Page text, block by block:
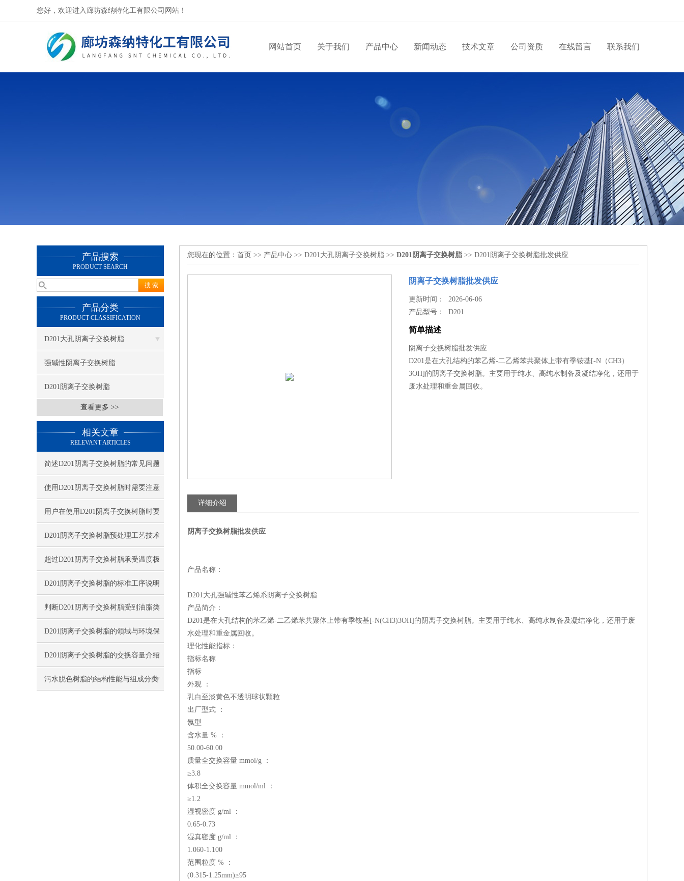
您好，欢迎进入廊坊森纳特化工有限公司网站！
网站首页 关于我们 产品中心 新闻动态 技术文章 公司资质 在线留言 联系我们
产品搜索
PRODUCT SEARCH
产品分类
PRODUCT CLASSIFICATION
D201大孔阴离子交换树脂
强碱性阴离子交换树脂
D201阴离子交换树脂
查看更多 >>
相关文章
RELEVANT ARTICLES
简述D201阴离子交换树脂的常见问题
相应解决方法
使用D201阴离子交换树脂时需要注意
的事项分享
用户在使用D201阴离子交换树脂时要
对其特性适当了解
D201阴离子交换树脂预处理工艺技术
指南
超过D201阴离子交换树脂承受温度极
限值导致结构破坏
D201阴离子交换树脂的标准工序说明
判断D201阴离子交换树脂受到油脂类
污染程度方法概述
D201阴离子交换树脂的领域与环境保
护
D201阴离子交换树脂的交换容量介绍
污水脱色树脂的结构性能与组成分类
您现在的位置： 首页 >> 产品中心 >> D201大孔阴离子交换树脂 >> D201阴离子交换树脂 >> D201阴离子交换树脂批发供应
阴离子交换树脂批发供应
更新时间： 2026-06-06
产品型号：D201
简单描述
阴离子交换树脂批发供应
D201是在大孔结构的苯乙烯-二乙烯苯共聚体上带有季铵基[-N（CH3）
3OH]的阴离子交换树脂。主要用于纯水、高纯水制备及凝结净化，还用于
废水处理和重金属回收。
详细介绍
阴离子交换树脂批发供应
产品名称：
D201大孔强碱性苯乙烯系阴离子交换树脂
产品简介：
D201是在大孔结构的苯乙烯-二乙烯苯共聚体上带有季铵基[-N(CH3)3OH]的阴离子交换树脂。主要用于纯水、高纯水制备及凝结净化，还用于废
水处理和重金属回收。
理化性能指标：
指标名称
指标
外观 ：
乳白至淡黄色不透明球状颗粒
出厂型式 ：
氯型
含水量 % ：
50.00-60.00
质量全交换容量 mmol/g ：
≥3.8
体积全交换容量 mmol/ml ：
≥1.2
湿视密度 g/ml ：
0.65-0.73
湿真密度 g/ml ：
1.060-1.100
范围粒度 % ：
(0.315-1.25mm)≥95